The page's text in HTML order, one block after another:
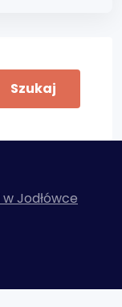
Jodłówce